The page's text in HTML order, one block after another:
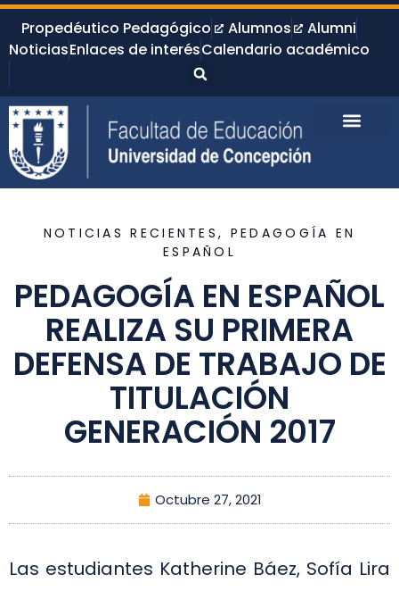
Propedéutico Pedagógico Alumnos
Alumni
NoticiasEnlaces de interésCalendario académico
NOTICIAS RECIENTES, PEDAGOGÍA EN
ESPAÑOL
PEDAGOGÍA EN ESPAÑOL
REALIZA SU PRIMERA
DEFENSA DE TRABAJO DE
TITULACIÓN
GENERACIÓN 2017
Octubre 27, 2021
Las estudiantes Katherine Báez, Sofía Lira